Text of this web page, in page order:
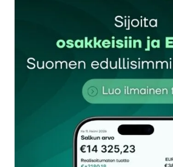
Sähköpostiosoitettasi ei julkaista.
kentät on merkitty*
Kommentti*